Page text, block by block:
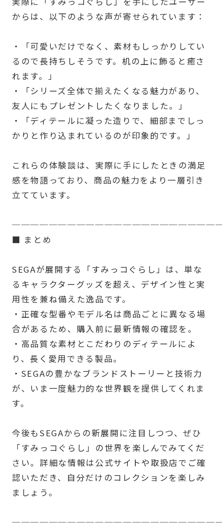
からは、以下のような声が寄せられています：
・「可愛いだけでなく、素材もしっかりしてい
るので長持ちしそうです。机の上に飾ると癒さ
れます。」
・「シリーズ全体で揃えたくなる魅力があり、
友人にもプレゼントしたくなりました。」
・「ディテールに凝った造りで、細部までしっ
かりと作り込まれているのが印象的です。」
これらの体験談は、実際に手にしたときの満足
感を物語っており、商品の魅力をより一層引き
立てています。
■ まとめ
SEGAが展開する「すみっコぐらし」は、単な
るキャラクターグッズを超え、デザイン性と実
用性を兼ね備えた逸品です。
・正確な型番やモデル名は商品ごとに異なる場
合があるため、購入前に最新情報の確認を。
・高品質な素材とこだわりのディテールによ
り、長く愛用できる製品。
・SEGAの豊かなブランドストーリーと技術力
が、いま一度魅力的な世界観を提供してくれま
す。
今後もSEGAからの新展開に注目しつつ、ぜひ
「すみっコぐらし」の世界を楽しんでみてくだ
さい。詳細な情報は公式サイトや取扱店でご確
認いただき、自分だけのコレクションを楽しみ
ましょう。